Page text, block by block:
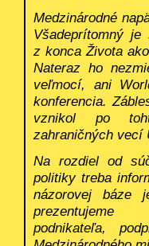
Medzinárodné
Všadeprítomný
z konca Života
Nateraz ho
veľmocí, ani
konferencia.
vznikol po
zahraničných vecí
Na rozdiel od
politiky treba
názorovej báze
podnikateľa,